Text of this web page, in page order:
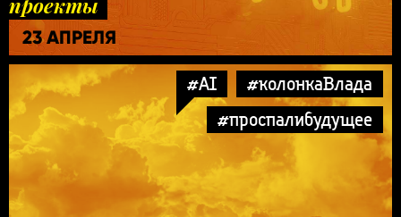
23 АПРЕЛЯ
#AI
#колонкаВлада
#проспалибудущее